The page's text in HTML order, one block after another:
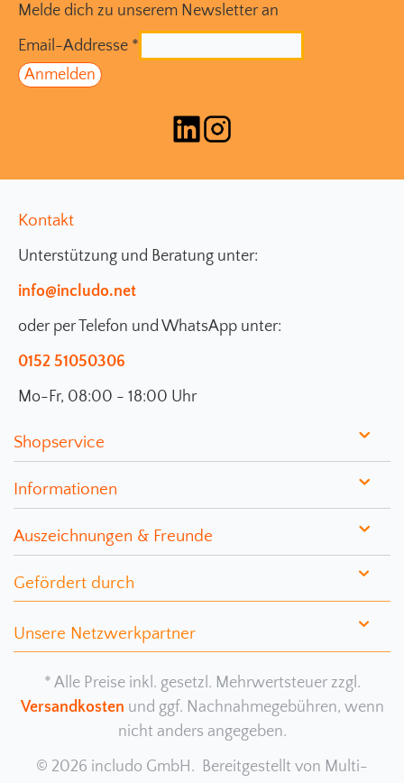
Melde dich zu unserem Newsletter an
Email-Addresse *
Kontakt
Unterstützung und Beratung unter:
info@includo.net
oder per Telefon und WhatsApp unter:
0152 51050306
Mo-Fr, 08:00 - 18:00 Uhr
Shopservice
Informationen
Auszeichnungen & Freunde
Gefördert durch
Unsere Netzwerkpartner
* Alle Preise inkl. gesetzl. Mehrwertsteuer zzgl.
Versandkosten und ggf. Nachnahmegebühren, wenn
nicht anders angegeben.
© 2026 includo GmbH. Bereitgestellt von Multi-